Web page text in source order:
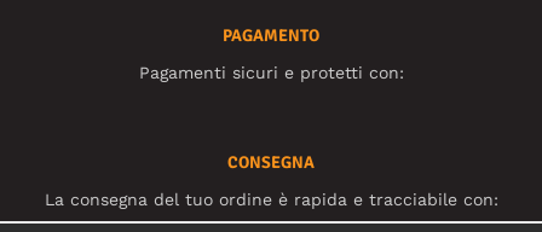
PAGAMENTO
Pagamenti sicuri e protetti con:
CONSEGNA
La consegna del tuo ordine è rapida e tracciabile con: